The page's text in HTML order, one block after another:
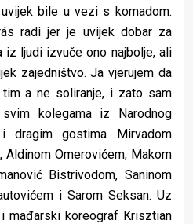
bile u vezi s komadom.
radi jer je uvijek dobar za
iz ljudi izvuče ono najbolje, ali
zajedništvo. Ja vjerujem da
a ne soliranje, i zato sam
kolegama iz Narodnog
dragim gostima Mirvadom
Aldinom Omerovićem, Makom
Bistrivodom, Saninom
i Sarom Seksan. Uz
mađarski koreograf Krisztian